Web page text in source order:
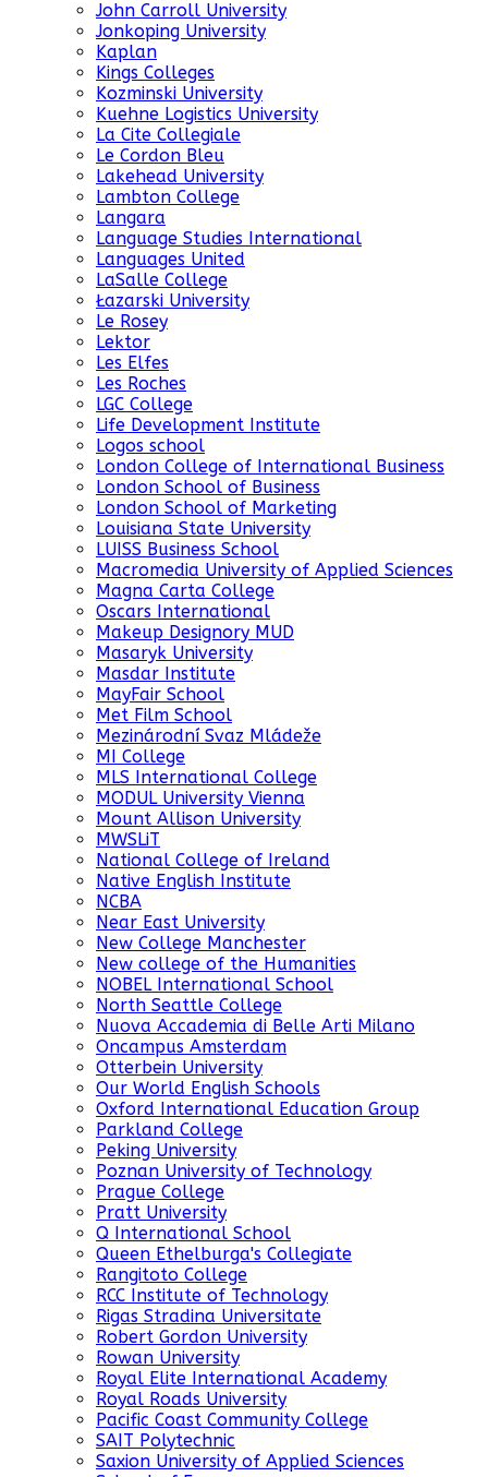
John Carroll University
Jonkoping University
Kaplan
Kings Colleges
Kozminski University
Kuehne Logistics University
La Cite Collegiale
Le Cordon Bleu
Lakehead University
Lambton College
Langara
Language Studies International
Languages United
LaSalle College
Łazarski University
Le Rosey
Lektor
Les Elfes
Les Roches
LGC College
Life Development Institute
Logos school
London College of International Business
London School of Business
London School of Marketing
Louisiana State University
LUISS Business School
Macromedia University of Applied Sciences
Magna Carta College
Oscars International
Makeup Designory MUD
Masaryk University
Masdar Institute
MayFair School
Met Film School
Mezinárodní Svaz Mládeže
MI College
MLS International College
MODUL University Vienna
Mount Allison University
MWSLiT
National College of Ireland
Native English Institute
NCBA
Near East University
New College Manchester
New college of the Humanities
NOBEL International School
North Seattle College
Nuova Accademia di Belle Arti Milano
Oncampus Amsterdam
Otterbein University
Our World English Schools
Oxford International Education Group
Parkland College
Peking University
Poznan University of Technology
Prague College
Pratt University
Q International School
Queen Ethelburga's Collegiate
Rangitoto College
RCC Institute of Technology
Rigas Stradina Universitate
Robert Gordon University
Rowan University
Royal Elite International Academy
Royal Roads University
Pacific Coast Community College
SAIT Polytechnic
Saxion University of Applied Sciences